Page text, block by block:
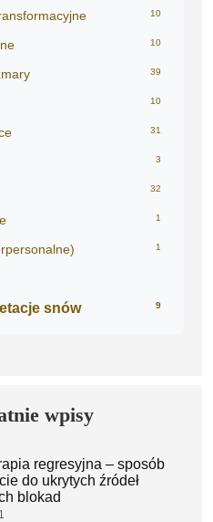
10
10
39
10
31
3
32
1
1
snów 9
wpisy
regresyjna – sposób
do ukrytych źródeł
blokad